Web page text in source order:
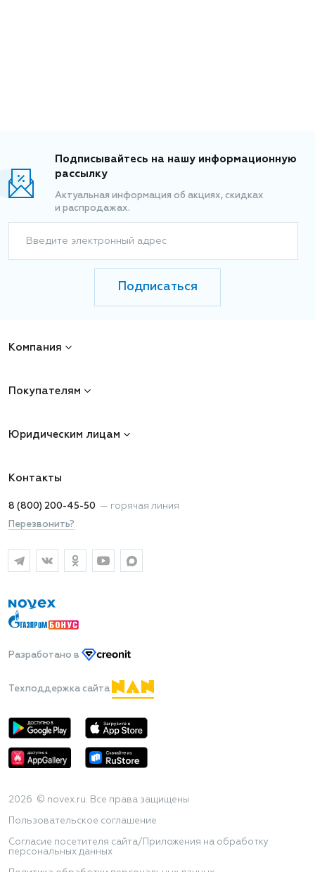
Подписывайтесь на нашу информационную
рассылку
Актуальная информация об акциях, скидках
и распродажах.
Введите электронный адрес
Подписаться
Компания
Покупателям
Юридическим лицам
Контакты
8 (800) 200-45-50 — горячая линия
Перезвонить?
Разработано в
Техподдержка сайта
2026 © novex.ru. Все права защищены
Пользовательское соглашение
Согласие посетителя сайта/Приложения на обработку
персональных данных